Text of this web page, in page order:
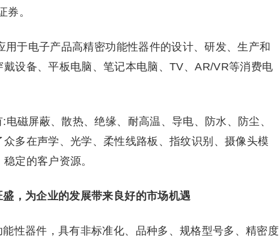
券。
于电子产品高精密功能性器件的设计、研发、生产和
设备、平板电脑、笔记本电脑、TV、AR/VR等消费电
磁屏蔽、散热、绝缘、耐高温、导电、防水、防尘、
多在声学、光学、柔性线路板、指纹识别、摄像头模
定的客户资源。
，为企业的发展带来良好的市场机遇
性器件，具有非标准化、品种多、规格型号多、精密度